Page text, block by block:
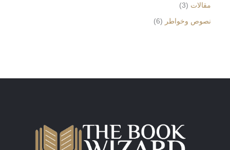
مقالات 3
نصوص وخواطر
6